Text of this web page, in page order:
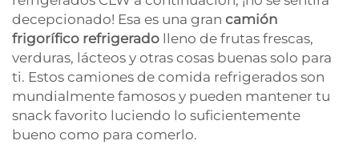
decepcionado! Esa es una gran camión
frigorífico refrigerado lleno de frutas frescas,
verduras, lácteos y otras cosas buenas solo para
ti. Estos camiones de comida refrigerados son
mundialmente famosos y pueden mantener tu
snack favorito luciendo lo suficientemente
bueno como para comerlo.